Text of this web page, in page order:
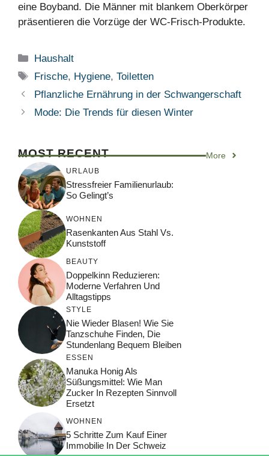
eine Boyband. Die Männer mit blankem Oberkörper
präsentieren die Vorzüge der WC-Frisch-Produkte.
Kategorien
Haushalt
Schlagwörter
Frische, Hygiene,Toiletten
Pflanzliche Ernährung in der Schwangerschaft
Mode: Die Trends für diesen Winter
MOST RECENT More
URLAUB
Stressfreier Familienurlaub:
So Gelingt’s
WOHNEN
Rasenkanten Aus Stahl Vs.
Kunststoff
BEAUTY
Doppelkinn Reduzieren:
Moderne Verfahren Und
Alltagstipps
STYLE
Nie Wieder Blasen! Wie Sie
Tanzschuhe Finden, Die
Stundenlang Bequem Bleiben
ESSEN
Manuka Honig Als
Süßungsmittel: Wie Man
Zucker In Rezepten Sinnvoll
Ersetzt
WOHNEN
5 Schritte Zum Kauf Einer
Immobilie In Der Schweiz